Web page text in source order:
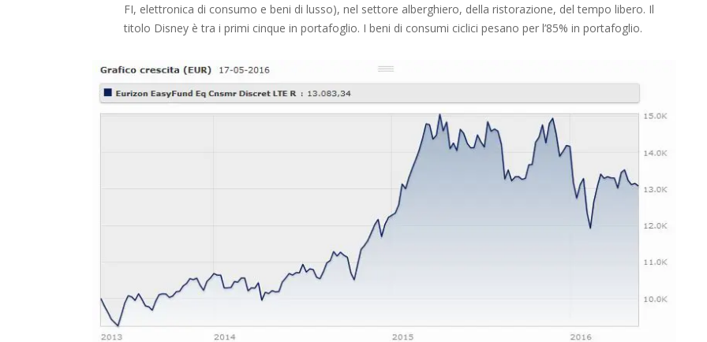
FI, elettronica di consumo e beni di lusso), nel settore alberghiero, della ristorazione, del tempo libero. Il
titolo Disney è tra i primi cinque in portafoglio. I beni di consumi ciclici pesano per l’85% in portafoglio.